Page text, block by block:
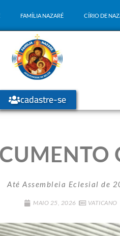
FAMÍLIA NAZARÉ CÍRIO DE
cadastre-se
Até Assembleia Eclesial de
MAIO 25, 2026 VATICANO